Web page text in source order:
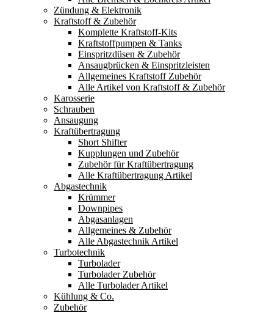
Zündung & Elektronik
Kraftstoff & Zubehör
Komplette Kraftstoff-Kits
Kraftstoffpumpen & Tanks
Einspritzdüsen & Zubehör
Ansaugbrücken & Einspritzleisten
Allgemeines Kraftstoff Zubehör
Alle Artikel von Kraftstoff & Zubehör
Karosserie
Schrauben
Ansaugung
Kraftübertragung
Short Shifter
Kupplungen und Zubehör
Zubehör für Kraftübertragung
Alle Kraftübertragung Artikel
Abgastechnik
Krümmer
Downpipes
Abgasanlagen
Allgemeines & Zubehör
Alle Abgastechnik Artikel
Turbotechnik
Turbolader
Turbolader Zubehör
Alle Turbolader Artikel
Kühlung & Co.
Zubehör